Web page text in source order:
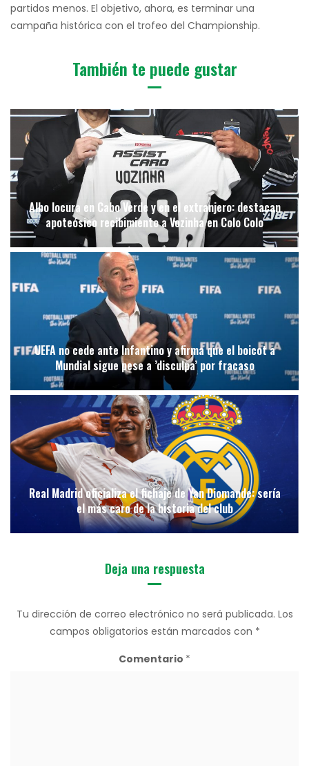
partidos menos. El objetivo, ahora, es terminar una
campaña histórica con el trofeo del Championship.
También te puede gustar
Albo locura en Cabo Verde y en el extranjero: destacan
apoteósico recibimiento a Vozinha en Colo Colo
UEFA no cede ante Infantino y afirma que el boicot a
Mundial sigue pese a ’disculpa’ por fracaso
Real Madrid oficializa el fichaje de Yan Diomande: sería
el más caro de la historia del club
Deja una respuesta
Tu dirección de correo electrónico no será publicada. Los
campos obligatorios están marcados con *
Comentario *